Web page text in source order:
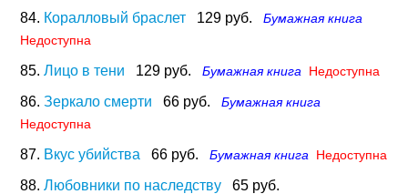
84. Коралловый браслет 129 руб.
Бумажная книга
Недоступна
85. Лицо в тени 129 руб. Бумажная книга Недоступна
86. Зеркало смерти 66 руб.
Бумажная книга
Недоступна
87. Вкус убийства 66 руб. Бумажная книга Недоступна
88. Любовники по наследству 65 руб.